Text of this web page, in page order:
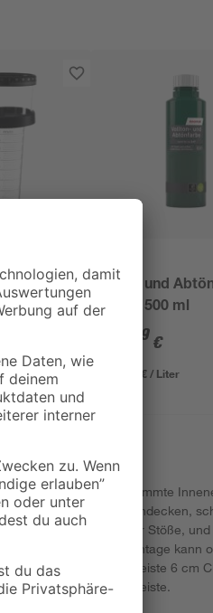
Voll- und
grün 500 ml
39 €
14,78 € / Liter
Dekor abgestimmte
Leisten in inneren Wandecken,
durch Nässe oder Stöße,
Die Sockelleistenmontage kann
EGGER Dekor-Sockelleiste 6 cm
auf die Sockelleiste.